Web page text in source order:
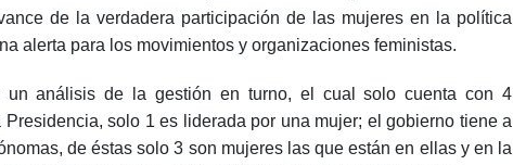
de la verdadera participación de las mujeres en la política
alerta para los movimientos y organizaciones feministas.
un análisis de la gestión en turno, el cual solo cuenta con 4
solo 1 es liderada por una mujer; el gobierno tiene a
de éstas solo 3 son mujeres las que están en ellas y en la